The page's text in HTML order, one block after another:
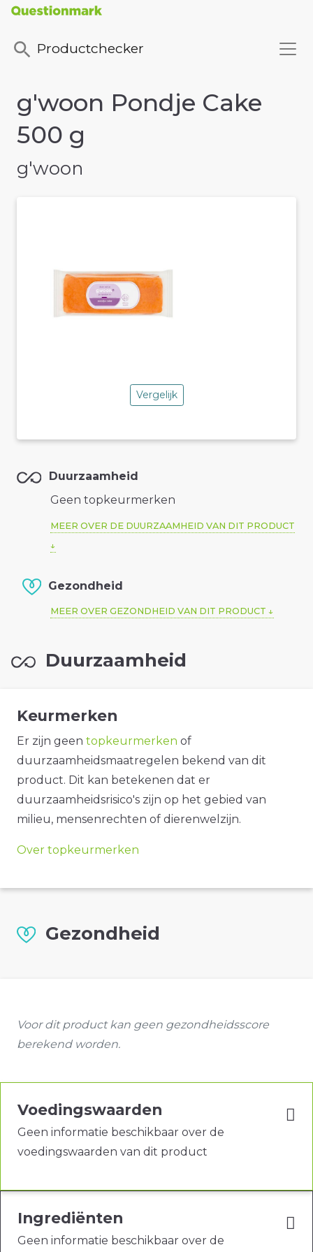
Productchecker
g'woon Pondje Cake
500 g
g'woon
Vergelijk
Duurzaamheid
Geen topkeurmerken
MEER OVER DE DUURZAAMHEID VAN DIT PRODUCT
Gezondheid
MEER OVER GEZONDHEID VAN DIT PRODUCT
Duurzaamheid
Keurmerken
Er zijn geen topkeurmerken of
duurzaamheidsmaatregelen bekend van dit
product. Dit kan betekenen dat er
duurzaamheidsrisico's zijn op het gebied van
milieu, mensenrechten of dierenwelzijn.
Over topkeurmerken
Gezondheid
Voor dit product kan geen gezondheidsscore
berekend worden.
Voedingswaarden
Geen informatie beschikbaar over de
voedingswaarden van dit product
Ingrediënten
Geen informatie beschikbaar over de